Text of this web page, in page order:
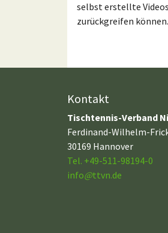
selbst erstellte
zurückgreifen können.
Kontakt
Tischtennis-Verband
Ferdinand-Wilhelm-
30169 Hannover
Tel. +49-511-98194-0
info@ttvn.de